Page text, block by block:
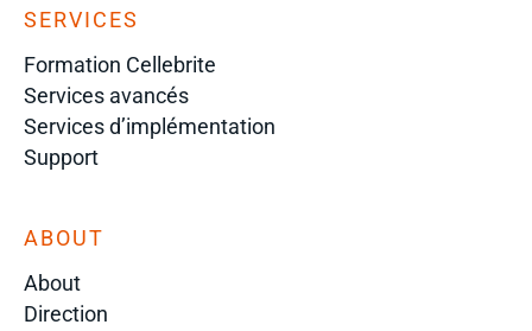
SERVICES
Formation Cellebrite
Services avancés
Services d’implémentation
Support
ABOUT
About
Direction